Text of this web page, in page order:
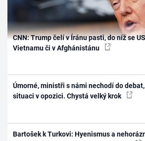
CNN: Trump čelí v Íránu pasti, do níž se
Vietnamu či v Afghánistánu
Úmorné, ministři s námi nechodí do
situaci v opozici. Chystá velký krok
Bartošek k Turkovi: Hyenismus a